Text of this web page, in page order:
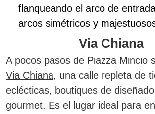
flanqueando el arco de
arcos simétricos y
Via Chiana
A pocos pasos de Piazza Mincio
Via Chiana, una calle repleta de
eclécticas, boutiques de
gourmet. Es el lugar ideal para